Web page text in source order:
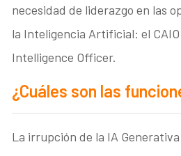
necesidad de liderazgo en las
la Inteligencia Artificial: el
Intelligence Officer.
¿Cuáles son las
La irrupción de la IA